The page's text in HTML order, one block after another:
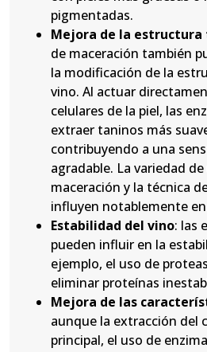
pigmentadas.
Mejora de la estructura
de maceración también
la modificación de la
vino. Al actuar
celulares de la piel, las
extraer taninos más
contribuyendo a una
agradable. La variedad
maceración y la técnica
influyen notablemente
Estabilidad del vino: las
pueden influir en la
ejemplo, el uso de
eliminar proteínas
Mejora de las
aunque la extracción del
principal, el uso de